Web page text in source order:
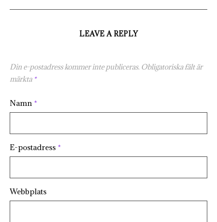
LEAVE A REPLY
Din e-postadress kommer inte publiceras. Obligatoriska fält är
märkta *
Namn *
E-postadress *
Webbplats